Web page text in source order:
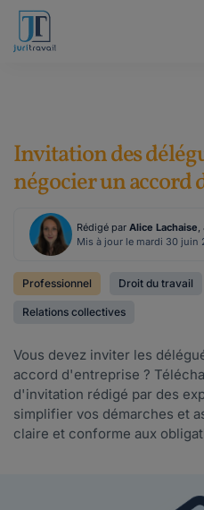
Invitation des
négocier un accord
Rédigé par Alice Lachaise,
Mis à jour le mardi 30 juin
Professionnel Droit du travail
Relations collectives
Vous devez inviter les
accord d'entreprise ?
d'invitation rédigé par des
simplifier vos démarches et
claire et conforme aux